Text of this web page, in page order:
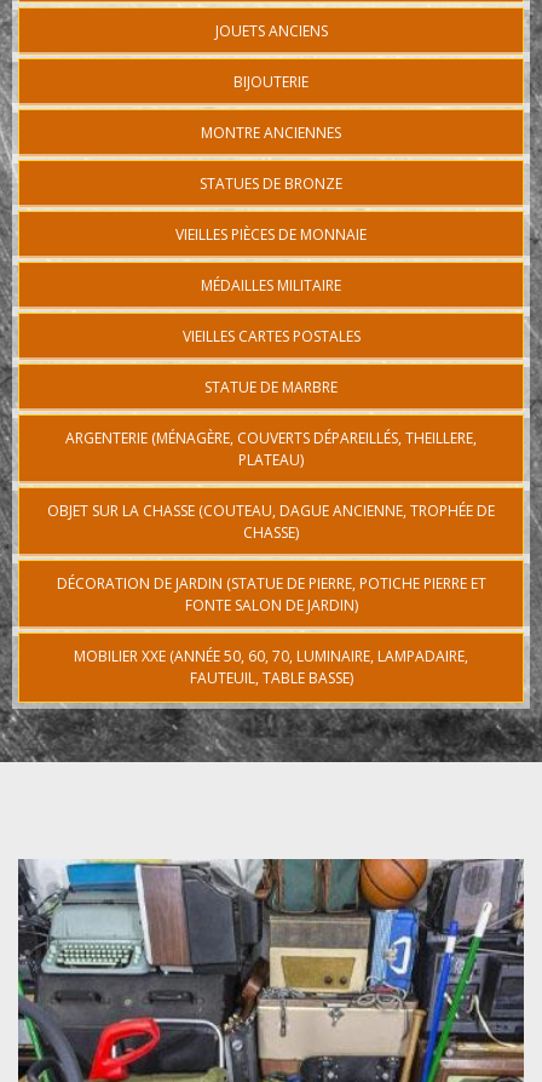
JOUETS ANCIENS
BIJOUTERIE
MONTRE ANCIENNES
STATUES DE BRONZE
VIEILLES PIÈCES DE MONNAIE
MÉDAILLES MILITAIRE
VIEILLES CARTES POSTALES
STATUE DE MARBRE
ARGENTERIE (MÉNAGÈRE, COUVERTS DÉPAREILLÉS, THEILLERE,
PLATEAU)
OBJET SUR LA CHASSE (COUTEAU, DAGUE ANCIENNE, TROPHÉE DE
CHASSE)
DÉCORATION DE JARDIN (STATUE DE PIERRE, POTICHE PIERRE ET
FONTE SALON DE JARDIN)
MOBILIER XXE (ANNÉE 50, 60, 70, LUMINAIRE, LAMPADAIRE,
FAUTEUIL, TABLE BASSE)